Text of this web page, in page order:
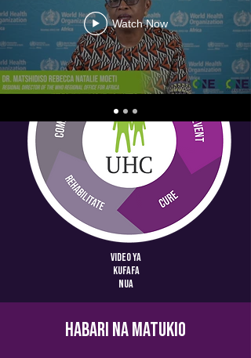
Watch Now
Video ya
kufafa
nua
Habari na Matukio